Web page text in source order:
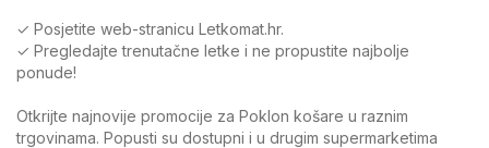
✓ Posjetite web-stranicu Letkomat.hr.
✓ Pregledajte trenutačne letke i ne propustite najbolje
ponude!
Otkrijte najnovije promocije za Poklon košare u raznim
trgovinama. Popusti su dostupni i u drugim supermarketima